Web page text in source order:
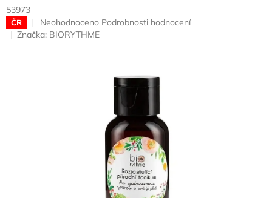
53973
ČR
Průměrné
hodnocení
Neohodnoceno Podrobnosti hodnocení
Značka: BIORYTHME